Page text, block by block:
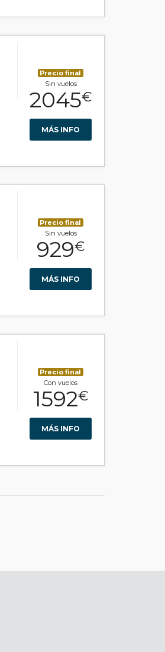
Precio final
Sin vuelos
2045€
MÁS INFO
Precio final
Sin vuelos
929€
MÁS INFO
Precio final
Con vuelos
1592€
MÁS INFO